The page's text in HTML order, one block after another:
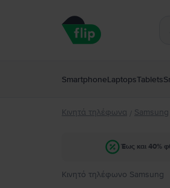
SmartphoneLaptopsTablets
Κινητά τηλέφωνα / Samsung
Έως και 40%
Κινητό τηλέφωνο Samsung